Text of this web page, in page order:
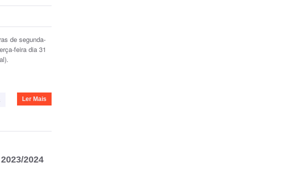
de segunda-
feira dia 31
Ler Mais
2024